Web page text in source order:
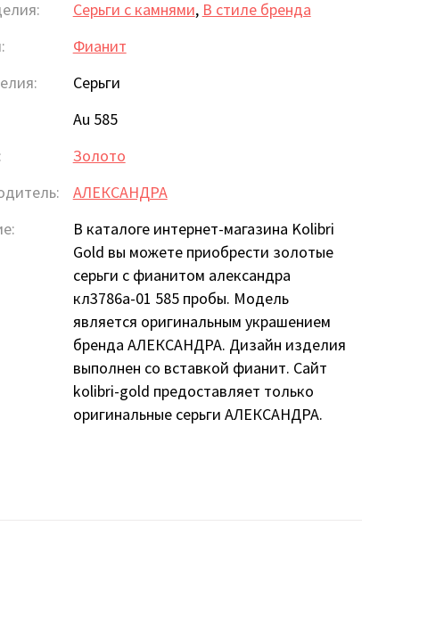
Серьги с камнями, В стиле бренда
Фианит
Серьги
Au 585
Золото
АЛЕКСАНДРА
В каталоге интернет-магазина Kolibri
Gold вы можете приобрести золотые
серьги с фианитом александра
кл3786а-01 585 пробы. Модель
является оригинальным украшением
бренда АЛЕКСАНДРА. Дизайн изделия
выполнен со вставкой фианит. Сайт
kolibri-gold предоставляет только
оригинальные серьги АЛЕКСАНДРА.